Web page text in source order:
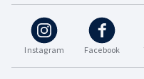
Instagram Facebook